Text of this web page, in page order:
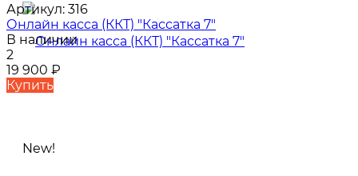
Артикул: 316
Онлайн касса (ККТ) "Кассатка 7"
В наличии
2
19 900 ₽
Купить
New!